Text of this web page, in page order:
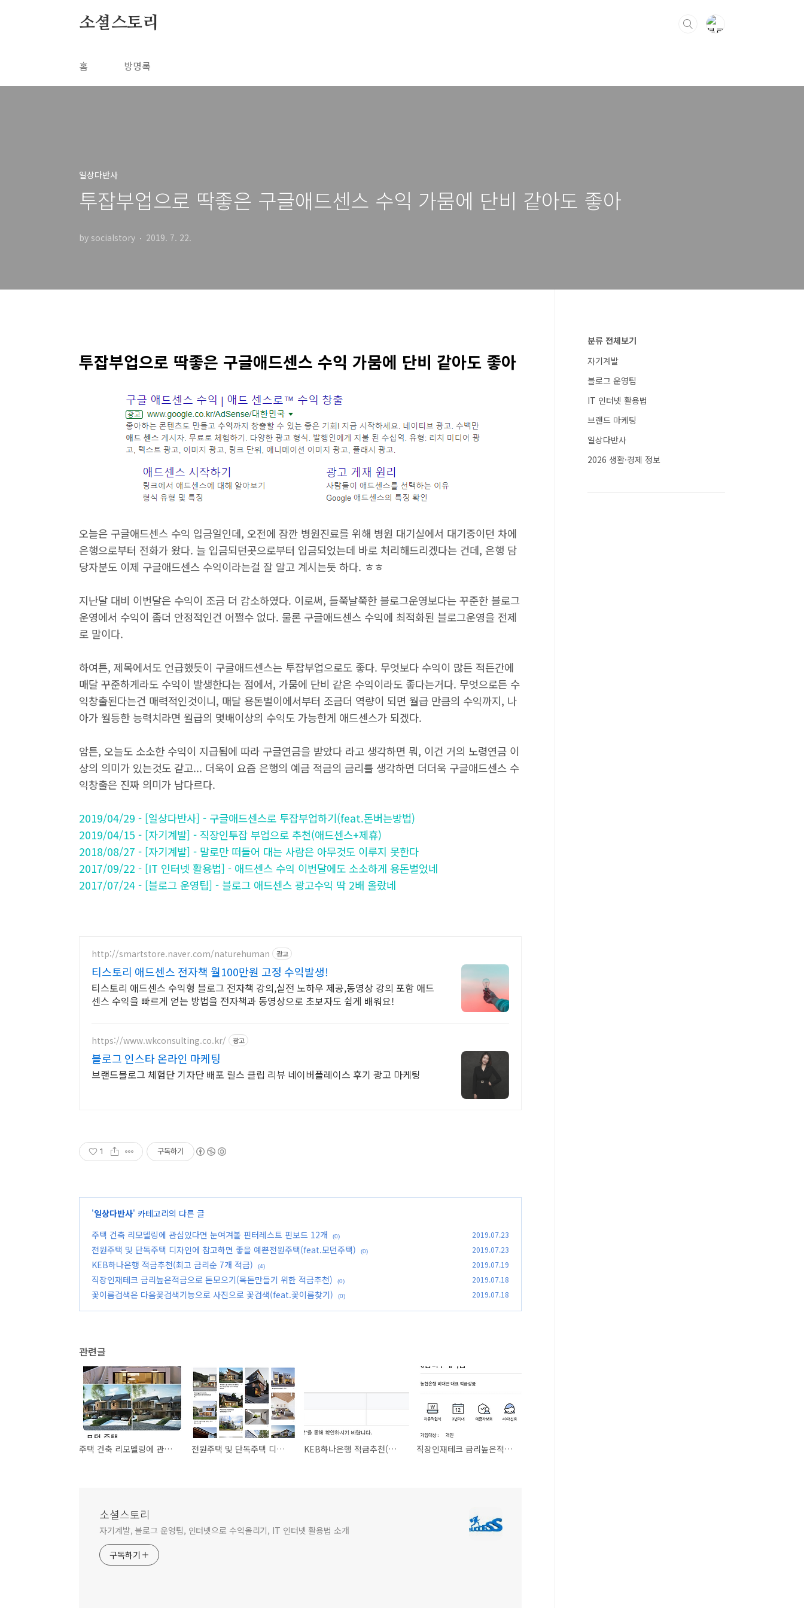
소셜스토리
홈 방명록
일상다반사
투잡부업으로 딱좋은 구글애드센스 수익 가뭄에 단비 같아도 좋아
by socialstory 2019. 7. 22.
투잡부업으로 딱좋은 구글애드센스 수익 가뭄에 단비 같아도 좋아
오늘은 구글애드센스 수익 입금일인데, 오전에 잠깐 병원진료를 위해 병원 대기실에서 대기중이던 차에
은행으로부터 전화가 왔다. 늘 입금되던곳으로부터 입금되었는데 바로 처리해드리겠다는 건데, 은행 담
당자분도 이제 구글애드센스 수익이라는걸 잘 알고 계시는듯 하다. ㅎㅎ
지난달 대비 이번달은 수익이 조금 더 감소하였다. 이로써, 들쭉날쭉한 블로그운영보다는 꾸준한 블로그
운영에서 수익이 좀더 안정적인건 어쩔수 없다. 물론 구글애드센스 수익에 최적화된 블로그운영을 전제
로 말이다.
하여튼, 제목에서도 언급했듯이 구글애드센스는 투잡부업으로도 좋다. 무엇보다 수익이 많든 적든간에
매달 꾸준하게라도 수익이 발생한다는 점에서, 가뭄에 단비 같은 수익이라도 좋다는거다. 무엇으로든 수
익창출된다는건 매력적인것이니, 매달 용돈벌이에서부터 조금더 역량이 되면 월급 만큼의 수익까지, 나
아가 월등한 능력치라면 월급의 몇배이상의 수익도 가능한게 애드센스가 되겠다.
암튼, 오늘도 소소한 수익이 지급됨에 따라 구글연금을 받았다 라고 생각하면 뭐, 이건 거의 노령연금 이
상의 의미가 있는것도 같고... 더욱이 요즘 은행의 예금 적금의 금리를 생각하면 더더욱 구글애드센스 수
익창출은 진짜 의미가 남다르다.
2019/04/29 - [일상다반사] - 구글애드센스로 투잡부업하기(feat.돈버는방법)
2019/04/15 - [자기계발] - 직장인투잡 부업으로 추천(애드센스+제휴)
2018/08/27 - [자기계발] - 말로만 떠들어 대는 사람은 아무것도 이루지 못한다
2017/09/22 - [IT 인터넷 활용법] - 애드센스 수익 이번달에도 소소하게 용돈벌었네
2017/07/24 - [블로그 운영팁] - 블로그 애드센스 광고수익 딱 2배 올랐네
http://smartstore.naver.com/naturehuman 광고
티스토리 애드센스 전자책 월100만원 고정 수익발생!
티스토리 애드센스 수익형 블로그 전자책 강의,실전 노하우 제공,동영상 강의 포함 애드
센스 수익을 빠르게 얻는 방법을 전자책과 동영상으로 초보자도 쉽게 배워요!
https://www.wkconsulting.co.kr/ 광고
블로그 인스타 온라인 마케팅
브랜드블로그 체험단 기자단 배포 릴스 클립 리뷰 네이버플레이스 후기 광고 마케팅
1 구독하기
'일상다반사' 카테고리의 다른 글
주택 건축 리모델링에 관심있다면 눈여겨볼 핀터레스트 핀보드 12개
(0) 2019.07.23
전원주택 및 단독주택 디자인에 참고하면 좋을 예쁜전원주택(feat.모던주택) (0) 2019.07.23
KEB하나은행 적금추천(최고 금리순 7개 적금) (4) 2019.07.19
직장인재테크 금리높은적금으로 돈모으기(목돈만들기 위한 적금추천) (0) 2019.07.18
꽃이름검색은 다음꽃검색기능으로 사진으로 꽃검색(feat.꽃이름찾기) (0) 2019.07.18
관련글
주택 건축 리모델링에 관심있다면 눈여겨볼 핀터레스트 핀보드 12개 전원주택 및 단독주택 디자인에 참고하면 좋을 예쁜전원주택(feat.모던주택) KEB하나은행 적금추천(최고 금리순 7개 적금) 직장인재테크 금리높은적금으로 돈모으기(목돈만들기 위한 적금추천)
소셜스토리
자기계발, 블로그 운영팁, 인터넷으로 수익올리기, IT 인터넷 활용법 소개
구독하기
분류 전체보기
자기계발
블로그 운영팁
IT 인터넷 활용법
브랜드 마케팅
일상다반사
2026 생활·경제 정보